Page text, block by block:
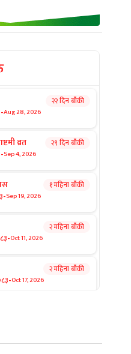
-Aug 28, 2026
२२ दिन बाँकी
व्रत
-Sep 4, 2026
२९ दिन बाँकी
-Sep 19, 2026
१ महिना बाँकी
-Oct 11, 2026
२ महिना बाँकी
-Oct 17, 2026
२ महिना बाँकी